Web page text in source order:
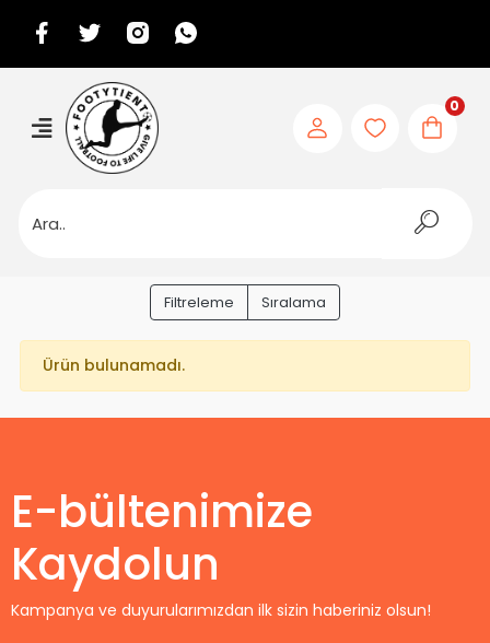
0
Filtreleme Sıralama
Ürün bulunamadı.
E-bültenimize
Kaydolun
Kampanya ve duyurularımızdan ilk sizin haberiniz olsun!